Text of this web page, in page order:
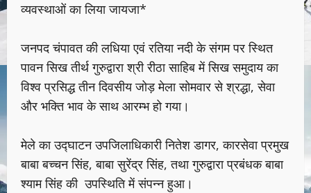
व्यवस्थाओं का लिया जायजा*
जनपद चंपावत की लधिया एवं रतिया नदी के संगम पर स्थित
पावन सिख तीर्थ गुरुद्वारा श्री रीठा साहिब में सिख समुदाय का
विश्व प्रसिद्ध तीन दिवसीय जोड़ मेला सोमवार से श्रद्धा, सेवा
और भक्ति भाव के साथ आरम्भ हो गया।
मेले का उद्घाटन उपजिलाधिकारी नितेश डागर, कारसेवा प्रमुख
बाबा बच्चन सिंह, बाबा सुरेंद्र सिंह, तथा गुरुद्वारा प्रबंधक बाबा
श्याम सिंह की उपस्थिति में संपन्न हुआ।